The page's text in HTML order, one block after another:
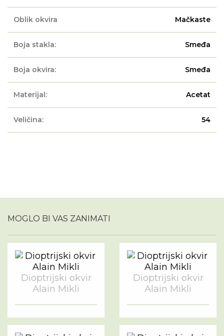
Oblik okvira Mačkaste
Boja stakla: Smeđa
Boja okvira: Smeđa
Materijal: Acetat
Veličina: 54
MOGLO BI VAS ZANIMATI
Dioptrijski okvir
Alain Mikli
Dioptrijski okvir
Alain Mikli